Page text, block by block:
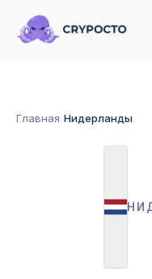
Главная Нидерланды